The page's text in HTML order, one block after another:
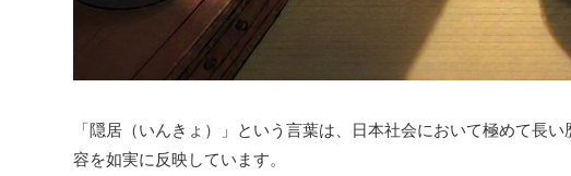
「隠居（いんきょ）」という言葉は、日本社会において極めて長
容を如実に反映しています。